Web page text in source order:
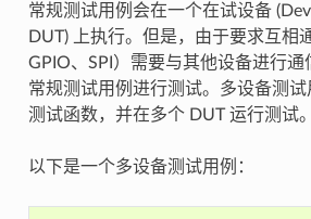
常规测试用例会在一个在试设备
DUT) 上执行。但是，由于要求互相
GPIO、SPI）需要与其他设备进行通
常规测试用例进行测试。多设备测
测试函数，并在多个 DUT 运行测试。
以下是一个多设备测试用例：